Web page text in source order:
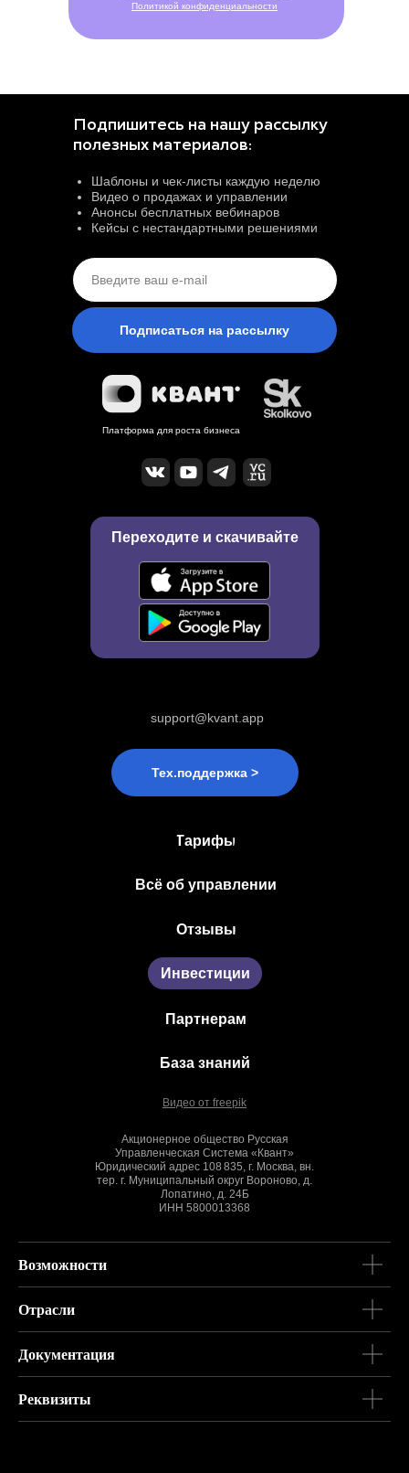
Политикой конфиденциальности
support@kvant.app
Платформа для роста бизнеса
Тарифы
Отзывы
Всё об управлении
Тех.поддержка >
Инвестиции
Подпишитесь на нашу рассылку
полезных материалов:
Шаблоны и чек-листы каждую неделю
Видео о продажах и управлении
Анонсы бесплатных вебинаров
Кейсы с нестандартными решениями
Подписаться на рассылку
Партнерам
Переходите и скачивайте
База знаний
Акционерное общество Русская
Управленческая Система «Квант»
Юридический адрес 108 835, г. Москва, вн.
тер. г. Муниципальный округ Вороново, д.
Лопатино, д. 24Б
ИНН 5800013368
Видео от freepik
Возможности
Отрасли
Документация
Реквизиты